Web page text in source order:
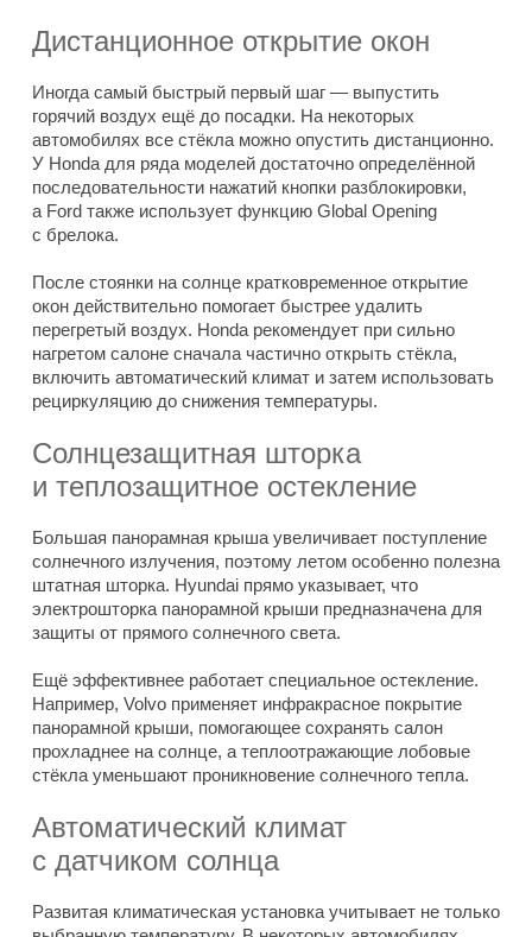
Дистанционное открытие окон
Иногда самый быстрый первый шаг — выпустить
горячий воздух ещё до посадки. На некоторых
автомобилях все стёкла можно опустить дистанционно.
У Honda для ряда моделей достаточно определённой
последовательности нажатий кнопки разблокировки,
а Ford также использует функцию Global Opening
с брелока.
После стоянки на солнце кратковременное открытие
окон действительно помогает быстрее удалить
перегретый воздух. Honda рекомендует при сильно
нагретом салоне сначала частично открыть стёкла,
включить автоматический климат и затем использовать
рециркуляцию до снижения температуры.
Солнцезащитная шторка
и теплозащитное остекление
Большая панорамная крыша увеличивает поступление
солнечного излучения, поэтому летом особенно полезна
штатная шторка. Hyundai прямо указывает, что
электрошторка панорамной крыши предназначена для
защиты от прямого солнечного света.
Ещё эффективнее работает специальное остекление.
Например, Volvo применяет инфракрасное покрытие
панорамной крыши, помогающее сохранять салон
прохладнее на солнце, а теплоотражающие лобовые
стёкла уменьшают проникновение солнечного тепла.
Автоматический климат
с датчиком солнца
Развитая климатическая установка учитывает не только